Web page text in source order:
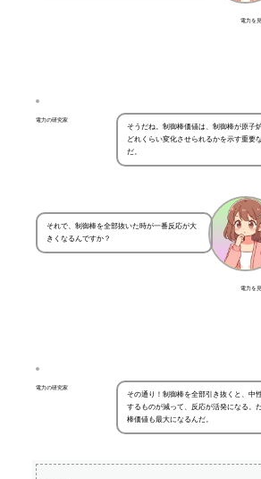
電力を
電力の研究家
そうだね。制御棒価値は、制御棒が原子
どれくらい変化させられるかを示す重要
だ。
電力を
それで、制御棒を全部抜いた時が一番反応が大
きくなるんですか？
電力の研究家
その通り！制御棒を全部引き抜くと、中
するものが減って、反応が活発になる。
棒価値も最大になるんだ。